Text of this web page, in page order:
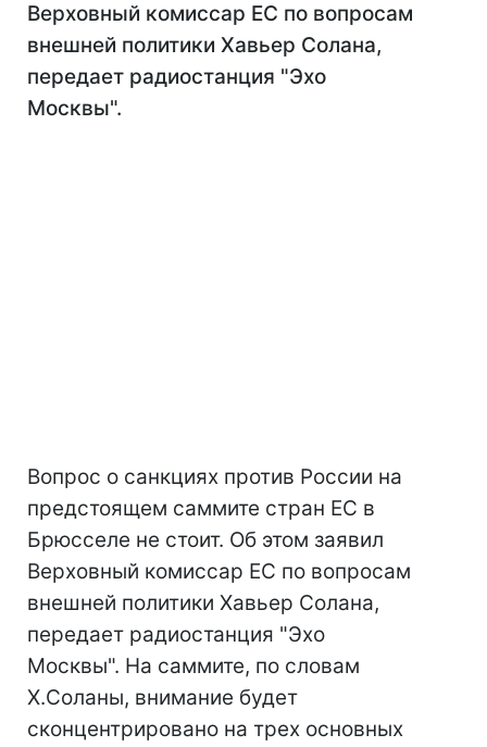
Верховный комиссар ЕС по вопросам
внешней политики Хавьер Солана,
передает радиостанция "Эхо
Москвы".
Вопрос о санкциях против России на
предстоящем саммите стран ЕС в
Брюсселе не стоит. Об этом заявил
Верховный комиссар ЕС по вопросам
внешней политики Хавьер Солана,
передает радиостанция "Эхо
Москвы". На саммите, по словам
Х.Соланы, внимание будет
сконцентрировано на трех основных